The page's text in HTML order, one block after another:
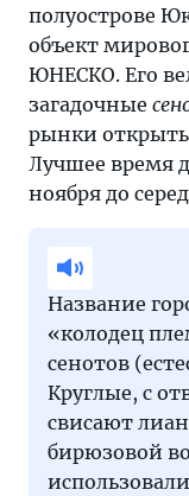
полуострове
объект
ЮНЕСКО. Его
загадочные
рынки
Лучшее время
ноября до
Название
«колодец
сенотов
Круглые, с
свисают
бирюзовой